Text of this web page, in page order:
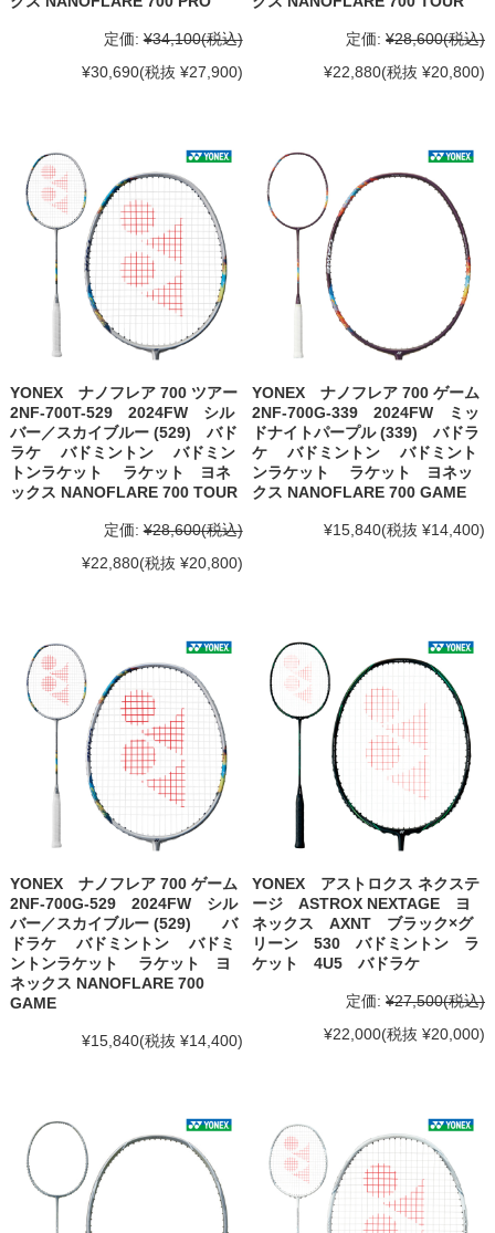
定価: ¥34,100(税込)
¥30,690(税抜 ¥27,900)
定価: ¥28,600(税込)
¥22,880(税抜 ¥20,800)
YONEX ナノフレア 700 ツアー
2NF-700T-529 2024FW シル
バー／スカイブルー (529) バド
ラケ バドミントン バドミン
トンラケット ラケット ヨネ
ックス NANOFLARE 700 TOUR
定価: ¥28,600(税込)
¥22,880(税抜 ¥20,800)
YONEX ナノフレア 700 ゲーム
2NF-700G-339 2024FW ミッ
ドナイトパープル (339) バドラ
ケ バドミントン バドミント
ンラケット ラケット ヨネッ
クス NANOFLARE 700 GAME
¥15,840(税抜 ¥14,400)
YONEX ナノフレア 700 ゲーム
2NF-700G-529 2024FW シル
バー／スカイブルー (529) バ
ドラケ バドミントン バドミ
ントンラケット ラケット ヨ
ネックス NANOFLARE 700
GAME
¥15,840(税抜 ¥14,400)
YONEX アストロクス ネクステ
ージ ASTROX NEXTAGE ヨ
ネックス AXNT ブラック×グ
リーン 530 バドミントン ラ
ケット 4U5 バドラケ
定価: ¥27,500(税込)
¥22,000(税抜 ¥20,000)